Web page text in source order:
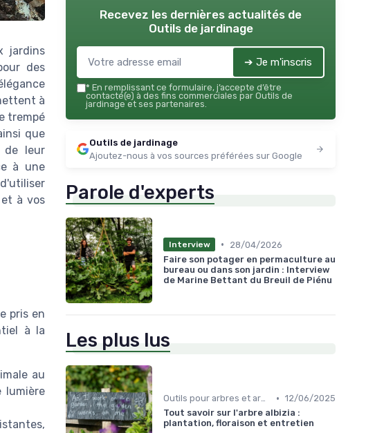
jardins
des
à
trempé
que
de leur
à une
à vos
pris en
à la
au
lumière
Recevez les dernières actualités de
Outils de jardinage
➔ Je m'inscris
* En remplissant ce formulaire, j’accepte d’être
contacté(e) à des fins commerciales par Outils de
jardinage et ses partenaires.
Outils de jardinage
Ajoutez-nous à vos sources préférées sur Google
Parole d'experts
Interview •
28/04/2026
Faire son potager en permaculture au
bureau ou dans son jardin : Interview
de Marine Bettant du Breuil de Piénu
Les plus lus
Outils pour arbres et arbustes • 12/06/2025
Tout savoir sur l'arbre albizia :
plantation, floraison et entretien